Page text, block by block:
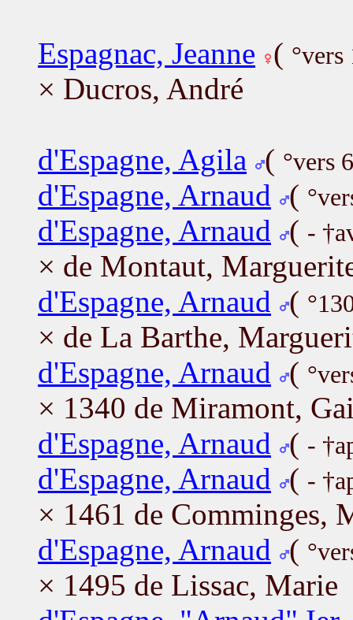
Espagnac, Jeanne (
× Ducros, André
d'Espagne, Agila ( °vers
d'Espagne, Arnaud (
d'Espagne, Arnaud ( -
× de Montaut,
d'Espagne, Arnaud
(
× de La Barthe,
d'Espagne, Arnaud
(
× 1340 de Miramont,
d'Espagne, Arnaud
( -
d'Espagne, Arnaud ( -
× 1461 de Comminges,
d'Espagne, Arnaud
(
× 1495 de Lissac, Marie